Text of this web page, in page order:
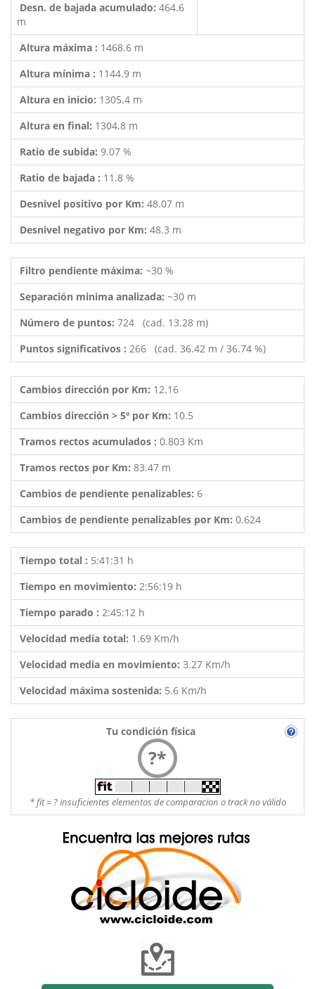
Desn. de bajada acumulado: 464.6
m
Altura máxima : 1468.6 m
Altura mínima : 1144.9 m
Altura en inicio: 1305.4 m
Altura en final: 1304.8 m
Ratio de subida: 9.07 %
Ratio de bajada : 11.8 %
Desnivel positivo por Km: 48.07 m
Desnivel negativo por Km: 48.3 m
Filtro pendiente máxima: ~30 %
Separación minima analizada: ~30 m
Número de puntos: 724 (cad. 13.28 m)
Puntos significativos : 266 (cad. 36.42 m / 36.74 %)
Cambios dirección por Km: 12.16
Cambios dirección > 5º por Km: 10.5
Tramos rectos acumulados : 0.803 Km
Tramos rectos por Km: 83.47 m
Cambios de pendiente penalizables: 6
Cambios de pendiente penalizables por Km: 0.624
Tiempo total : 5:41:31 h
Tiempo en movimiento: 2:56:19 h
Tiempo parado : 2:45:12 h
Velocidad media total: 1.69 Km/h
Velocidad media en movimiento: 3.27 Km/h
Velocidad máxima sostenida: 5.6 Km/h
Tu condición física
?*
* fit = ? insuficientes elementos de comparacion o track no válido